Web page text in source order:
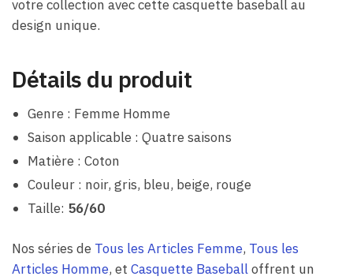
votre collection avec cette casquette baseball au
design unique.
Détails du produit
Genre : Femme Homme
Saison applicable : Quatre saisons
Matière : Coton
Couleur : noir, gris, bleu, beige, rouge
Taille: 56/60
Nos séries de Tous les Articles Femme, Tous les
Articles Homme, et Casquette Baseballoffrent un